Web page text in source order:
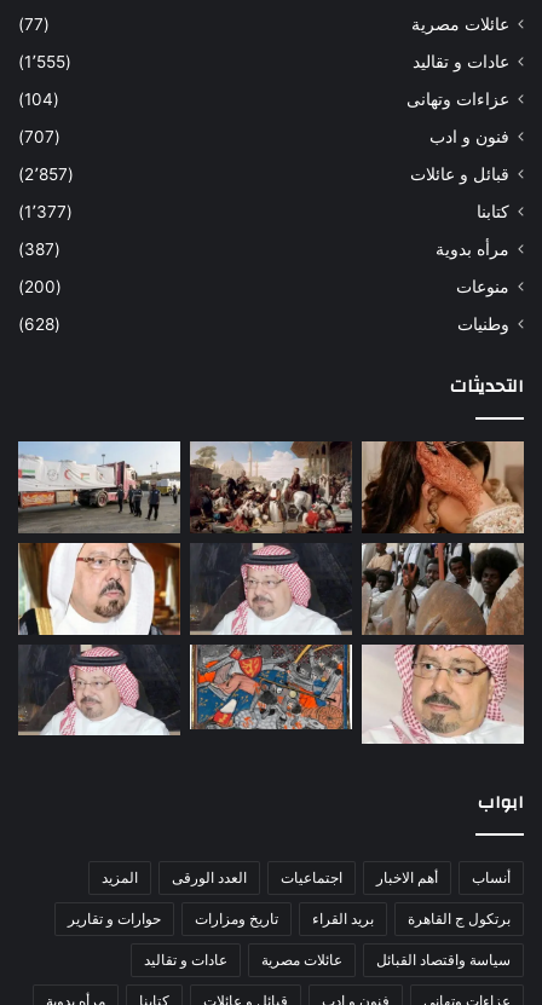
عائلات مصرية
(77)
عادات و تقاليد
(1٬555)
عزاءات وتهانى
(104)
فنون و ادب
(707)
قبائل و عائلات
(2٬857)
كتابنا
(1٬377)
مرأه بدوية
(387)
منوعات
(200)
وطنيات
(628)
التحديثات
ابواب
أنساب أهم الاخبار اجتماعيات العدد الورقى المزيد
برتكول ج القاهرة بريد القراء تاريخ ومزارات حوارات و تقارير
سياسة واقتصاد القبائل عائلات مصرية عادات و تقاليد
عزاءات وتهانى فنون و ادب قبائل و عائلات كتابنا مرأه بدوية